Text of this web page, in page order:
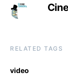
RELATED TAGS
video